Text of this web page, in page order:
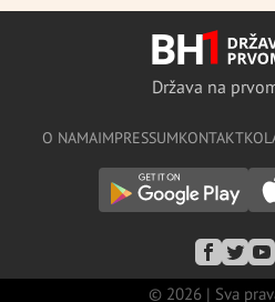
Država na
O NAMAIMPRESSUMKONTAKT
© 2026 | Sva